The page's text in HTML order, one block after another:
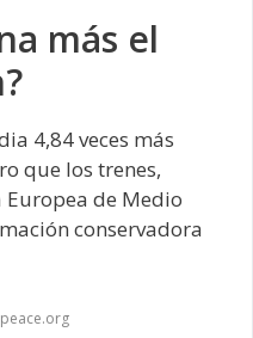
más el
4,84 veces más
que los trenes,
Europea de Medio
conservadora